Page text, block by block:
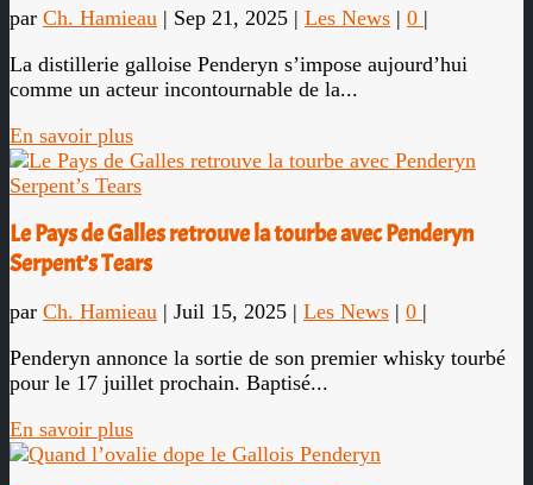
par Ch. Hamieau | Sep 21, 2025 | Les News | 0 |
La distillerie galloise Penderyn s’impose aujourd’hui
comme un acteur incontournable de la...
En savoir plus
Le Pays de Galles retrouve la tourbe avec Penderyn
Serpent’s Tears
par Ch. Hamieau | Juil 15, 2025 | Les News | 0 |
Penderyn annonce la sortie de son premier whisky tourbé
pour le 17 juillet prochain. Baptisé...
En savoir plus